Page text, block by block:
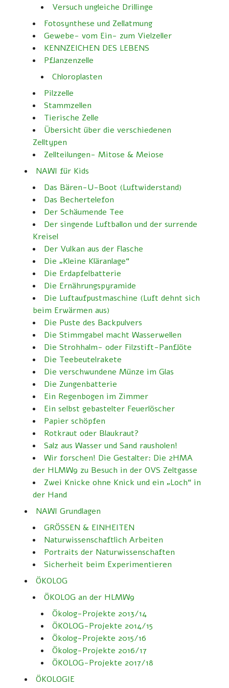
Versuch ungleiche Drillinge
Fotosynthese und Zellatmung
Gewebe- vom Ein- zum Vielzeller
KENNZEICHEN DES LEBENS
Pflanzenzelle
Chloroplasten
Pilzzelle
Stammzellen
Tierische Zelle
Übersicht über die verschiedenen
Zelltypen
Zellteilungen- Mitose & Meiose
NAWI für Kids
Das Bären-U-Boot (Luftwiderstand)
Das Bechertelefon
Der Schäumende Tee
Der singende Luftballon und der surrende
Kreisel
Der Vulkan aus der Flasche
Die „Kleine Kläranlage“
Die Erdapfelbatterie
Die Ernährungspyramide
Die Luftaufpustmaschine (Luft dehnt sich
beim Erwärmen aus)
Die Puste des Backpulvers
Die Stimmgabel macht Wasserwellen
Die Strohhalm- oder Filzstift-Panflöte
Die Teebeutelrakete
Die verschwundene Münze im Glas
Die Zungenbatterie
Ein Regenbogen im Zimmer
Ein selbst gebastelter Feuerlöscher
Papier schöpfen
Rotkraut oder Blaukraut?
Salz aus Wasser und Sand rausholen!
Wir forschen! Die Gestalter: Die 2HMA
der HLMW9 zu Besuch in der OVS Zeltgasse
Zwei Knicke ohne Knick und ein „Loch“ in
der Hand
NAWI Grundlagen
GRÖSSEN & EINHEITEN
Naturwissenschaftlich Arbeiten
Portraits der Naturwissenschaften
Sicherheit beim Experimentieren
ÖKOLOG
ÖKOLOG an der HLMW9
Ökolog-Projekte 2013/14
ÖKOLOG-Projekte 2014/15
Ökolog-Projekte 2015/16
Ökolog-Projekte 2016/17
ÖKOLOG-Projekte 2017/18
ÖKOLOGIE